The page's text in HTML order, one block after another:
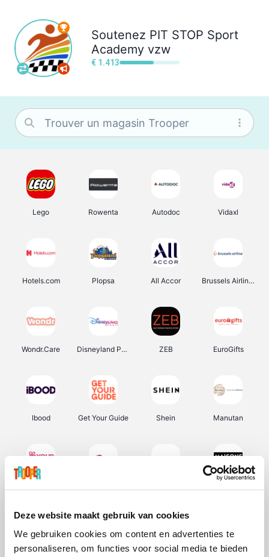
Deze website maakt gebruik van cookies
We gebruiken cookies om content en advertenties te
personaliseren, om functies voor social media te bieden
Soutenez PIT STOP Sport
Academy vzw
€ 1.413
Lego Rowenta Autodoc Vidaxl
Hotels.com Plopsa All Accor Brussels Airlines
Wondr.Care Disneyland Paris ZEB EuroGifts
Ibood Get Your Guide Shein Manutan